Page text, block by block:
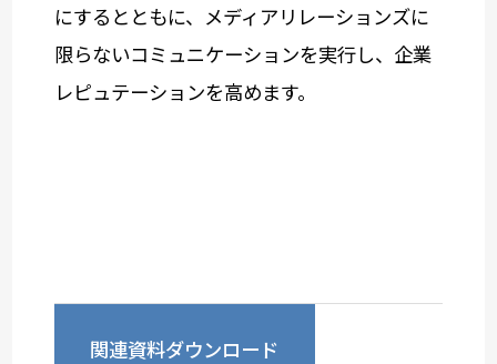
にするとともに、メディアリレーションズに
限らないコミュニケーションを実行し、企業
レピュテーションを高めます。
関連資料ダウンロード